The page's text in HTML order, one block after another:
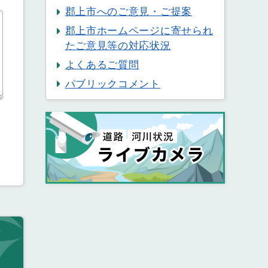
郡上市へのご意見・ご提案
郡上市ホームページに寄せられ
たご意見等の対応状況
よくあるご質問
パブリックコメント